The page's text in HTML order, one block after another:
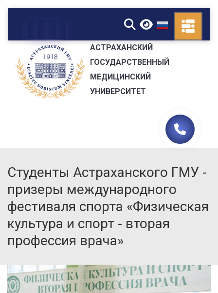
▼
АСТРАХАНСКИЙ
ГОСУДАРСТВЕННЫЙ
МЕДИЦИНСКИЙ
УНИВЕРСИТЕТ
Студенты Астраханского ГМУ -
призеры международного
фестиваля спорта «Физическая
культура и спорт - вторая
профессия врача»